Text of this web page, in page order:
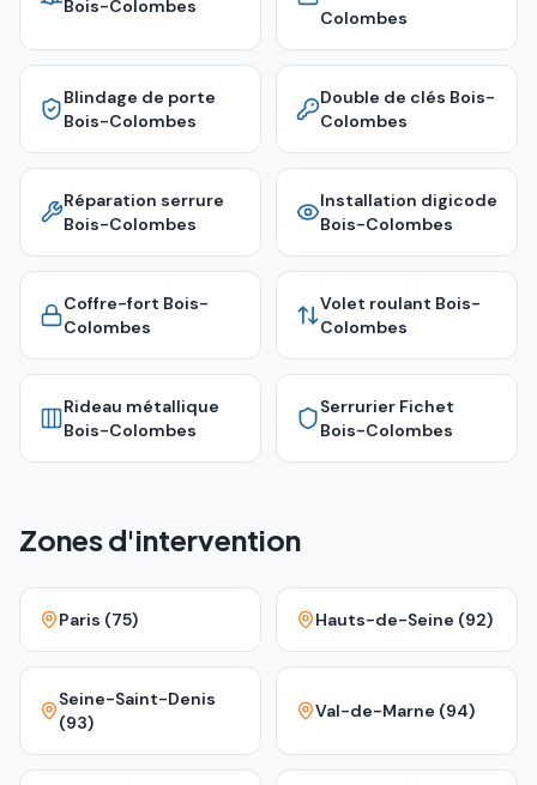
Bois-Colombes
Colombes
Blindage de porte
Bois-Colombes
Double de clés Bois-
Colombes
Réparation serrure
Bois-Colombes
Installation digicode
Bois-Colombes
Coffre-fort Bois-
Colombes
Volet roulant Bois-
Colombes
Rideau métallique
Bois-Colombes
Serrurier Fichet
Bois-Colombes
Zones d'intervention
Paris (75) Hauts-de-Seine (92)
Seine-Saint-Denis
(93)
Val-de-Marne (94)